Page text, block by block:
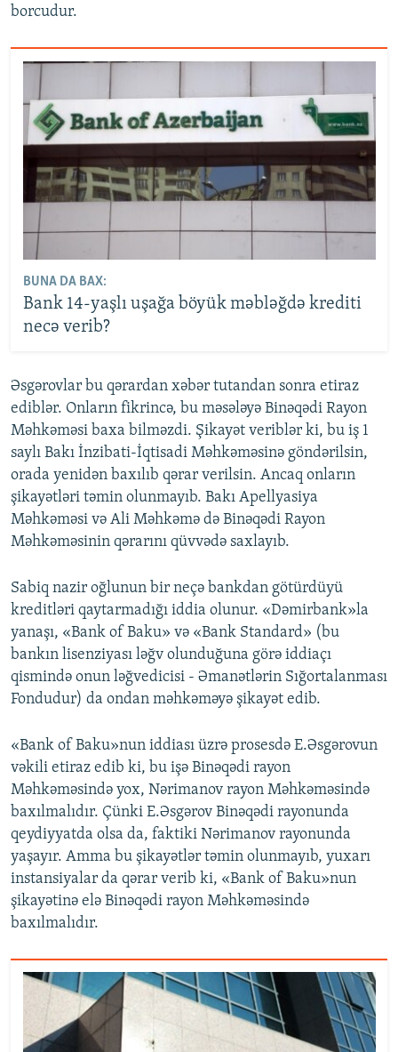
borcudur.
BUNA DA BAX:
Bank 14-yaşlı uşağa böyük məbləğdə krediti
necə verib?
Əsgərovlar bu qərardan xəbər tutandan sonra etiraz
ediblər. Onların fikrincə, bu məsələyə Binəqədi Rayon
Məhkəməsi baxa bilməzdi. Şikayət veriblər ki, bu iş 1
saylı Bakı İnzibati-İqtisadi Məhkəməsinə göndərilsin,
orada yenidən baxılıb qərar verilsin. Ancaq onların
şikayətləri təmin olunmayıb. Bakı Apellyasiya
Məhkəməsi və Ali Məhkəmə də Binəqədi Rayon
Məhkəməsinin qərarını qüvvədə saxlayıb.
Sabiq nazir oğlunun bir neçə bankdan götürdüyü
kreditləri qaytarmadığı iddia olunur. «Dəmirbank»la
yanaşı, «Bank of Baku» və «Bank Standard» (bu
bankın lisenziyası ləğv olunduğuna görə iddiaçı
qismində onun ləğvedicisi - Əmanətlərin Sığortalanması
Fondudur) da ondan məhkəməyə şikayət edib.
«Bank of Baku»nun iddiası üzrə prosesdə E.Əsgərovun
vəkili etiraz edib ki, bu işə Binəqədi rayon
Məhkəməsində yox, Nərimanov rayon Məhkəməsində
baxılmalıdır. Çünki E.Əsgərov Binəqədi rayonunda
qeydiyyatda olsa da, faktiki Nərimanov rayonunda
yaşayır. Amma bu şikayətlər təmin olunmayıb, yuxarı
instansiyalar da qərar verib ki, «Bank of Baku»nun
şikayətinə elə Binəqədi rayon Məhkəməsində
baxılmalıdır.